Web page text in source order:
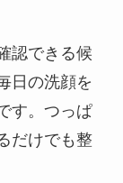
認できる候
日の洗顔を
す。つっぱ
だけでも整